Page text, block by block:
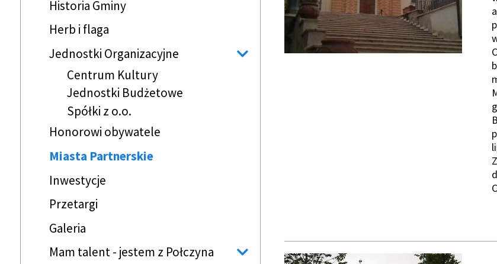
Historia Gminy
Herb i flaga
Jednostki Organizacyjne
Show
Centrum Kultury
Jednostki Budżetowe
Spółki z o.o.
Honorowi obywatele
Miasta Partnerskie
Inwestycje
Przetargi
Galeria
Mam talent - jestem z Połczyna
Show